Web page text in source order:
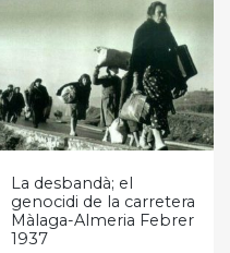
La desbandà; el
genocidi de la carretera
Màlaga-Almeria Febrer
1937